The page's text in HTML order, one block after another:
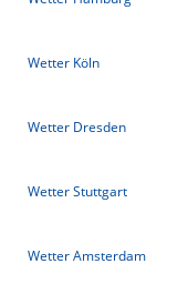
Wetter Köln
Wetter Dresden
Wetter Stuttgart
Wetter Amsterdam